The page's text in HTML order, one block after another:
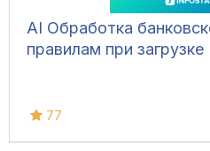
AI Обработка
правилам при загрузке
77